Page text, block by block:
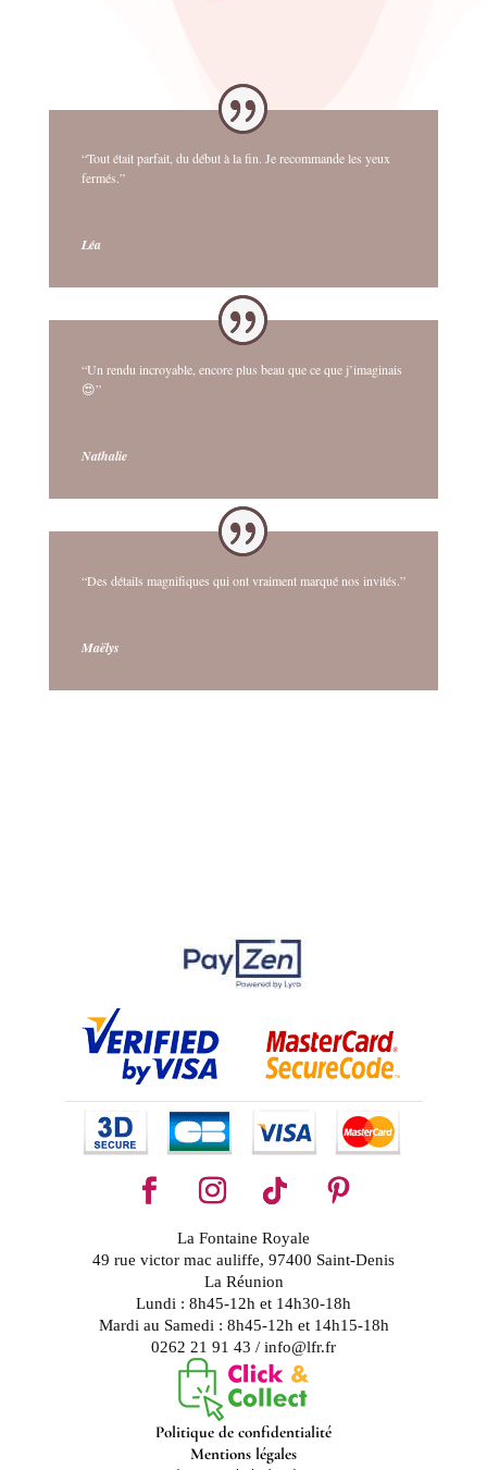
“Tout était parfait, du début à la fin. Je recommande les yeux
fermés.”
Léa
“Un rendu incroyable, encore plus beau que ce que j’imaginais
😍”
Nathalie
“Des détails magnifiques qui ont vraiment marqué nos invités.”
Maëlys
La Fontaine Royale
49 rue victor mac auliffe, 97400 Saint-Denis
La Réunion
Lundi : 8h45-12h et 14h30-18h
Mardi au Samedi : 8h45-12h et 14h15-18h
0262 21 91 43 / info@lfr.fr
Politique de confidentialité
Mentions légales